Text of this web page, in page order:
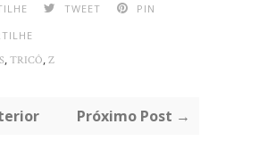
TWEET
PIN
, TRICÔ, Z
Próximo Post →